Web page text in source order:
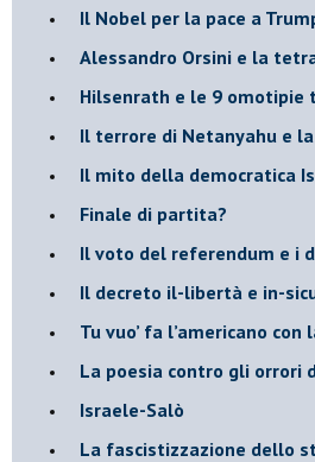
​Il Nobel per la pace a
​Alessandro Orsini e la
​Hilsenrath e le 9 omotipie
​Il terrore di Netanyahu e
Il mito della democratica
​Finale di partita?
​Il voto del referendum e i
Il decreto il-libertà e in-
Tu vuo’ fa l’americano
La poesia contro gli orrori
Israele-Salò
​La fascistizzazione dello